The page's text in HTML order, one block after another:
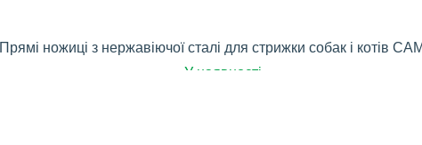
Прямі ножиці з нержавіючої сталі для стрижки собак і котів
У наявності